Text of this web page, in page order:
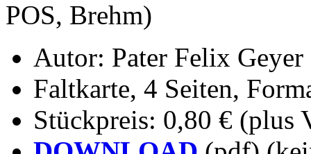
Autor: Pater Felix
Faltkarte, 4 Seiten,
Stückpreis: 0,80 € (plus